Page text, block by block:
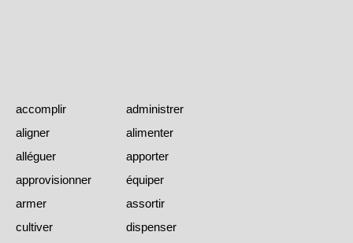
accomplir
administrer
aligner
alimenter
alléguer
apporter
approvisionner
équiper
armer
assortir
cultiver
dispenser